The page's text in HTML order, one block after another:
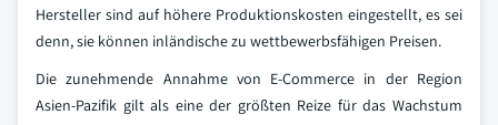
Hersteller sind auf höhere Produktionskosten eingestellt, es sei
denn, sie können inländische zu wettbewerbsfähigen Preisen.
Die zunehmende Annahme von E-Commerce in der Region
Asien-Pazifik gilt als eine der größten Reize für das Wachstum